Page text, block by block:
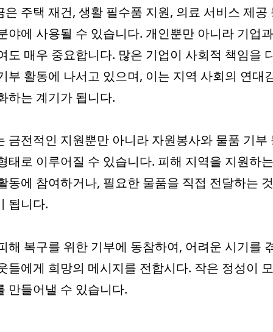
은 주택 재건, 생활 필수품 지원, 의료 서비스 제공
야에 사용될 수 있습니다. 개인뿐만 아니라 기업
도 매우 중요합니다. 많은 기업이 사회적 책임을
부 활동에 나서고 있으며, 이는 지역 사회의 연대
하는 계기가 됩니다.
금전적인 지원뿐만 아니라 자원봉사와 물품 기부
태로 이루어질 수 있습니다. 피해 지역을 지원하
동에 참여하거나, 필요한 물품을 직접 전달하는
됩니다.
해 복구를 위한 기부에 동참하여, 어려운 시기를
들에게 희망의 메시지를 전합시다. 작은 정성이
만들어낼 수 있습니다.